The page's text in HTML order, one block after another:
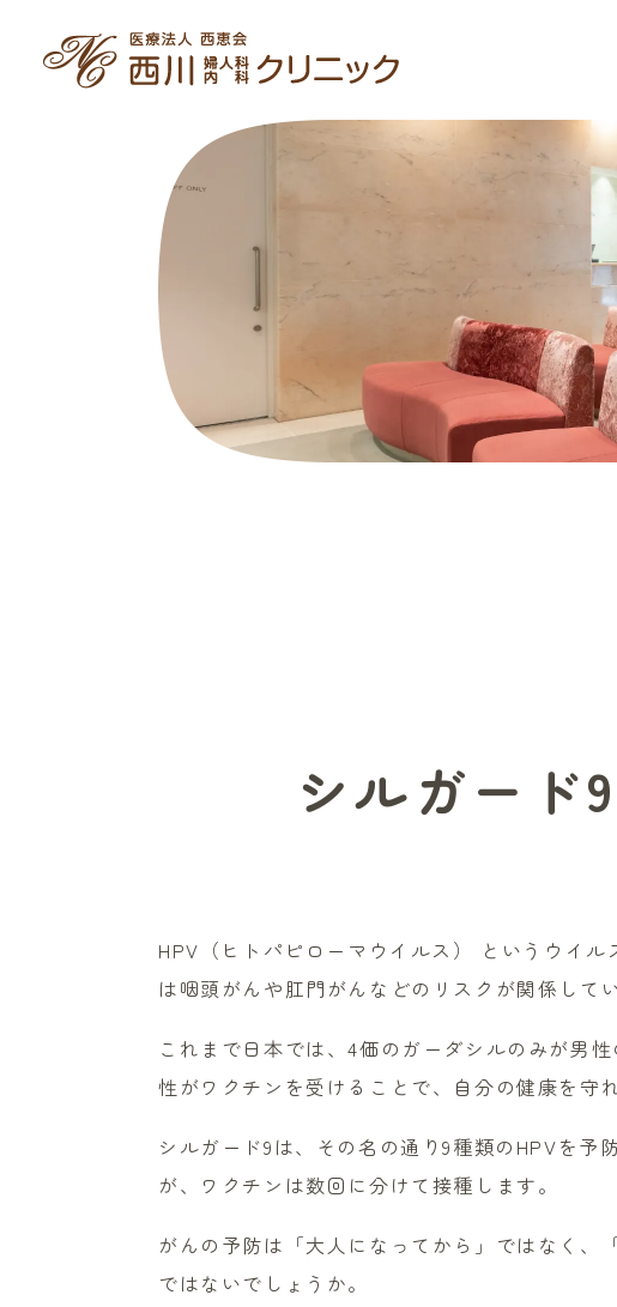
シルガード
HPV（ヒトパピローマウイルス） というウイ
は咽頭がんや肛門がんなどのリスクが関係してい
これまで日本では、4価のガーダシルのみが男
性がワクチンを受けることで、自分の健康を守
シルガード9は、その名の通り9種類のHPVを
が、ワクチンは数回に分けて接種します。
がんの予防は「大人になってから」ではなく、
ではないでしょうか。